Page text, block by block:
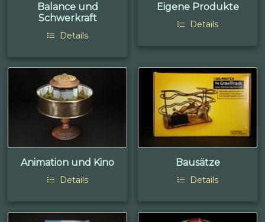
Balance und
Schwerkraft
Details
Eigene Produkte
Details
Animation und Kino
Details
Bausätze
Details